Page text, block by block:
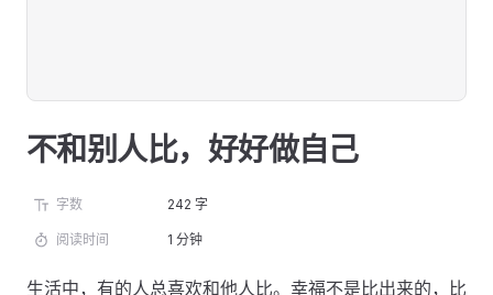
不和别人比，好好做自己
字数 242 字
阅读时间 1 分钟
生活中，有的人总喜欢和他人比。幸福不是比出来的，比